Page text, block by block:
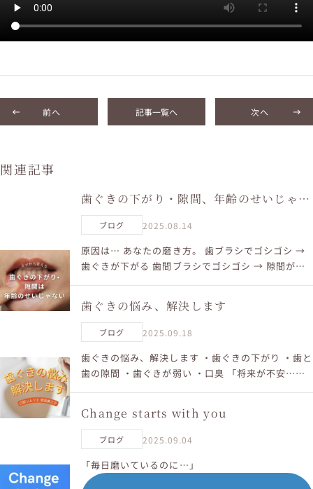
前へ 記事一覧へ 次へ
関連記事
歯ぐきの下がり・隙間、年齢のせいじゃあ
りません
ブログ 2025.08.14
原因は… あなたの磨き方。 歯ブラシでゴシゴシ →
歯ぐきが下がる 歯間ブラシでゴシゴシ → 隙間があ
歯ぐきの悩み、解決します
ブログ 2025.09.18
歯ぐきの悩み、解決します ・歯ぐきの下がり ・歯と
歯の隙間 ・歯ぐきが弱い ・口臭 「将来が不安…」
でき...
Change starts with you
ブログ 2025.09.04
「毎日磨いているのに…」